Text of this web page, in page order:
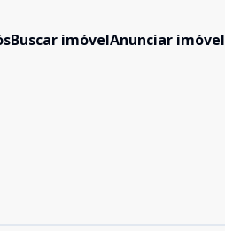
Buscar imóvelAnunciar imóvel